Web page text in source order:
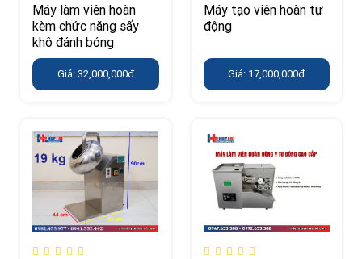
Máy làm viên hoàn
kèm chức năng sấy
khô đánh bóng
Giá: 32,000,000đ
Máy tạo viên hoàn tự
động
Giá: 17,000,000đ